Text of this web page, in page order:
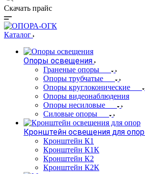
Скачать прайс
Каталог
Опоры освещения
Граненые опоры
Опоры трубчатые
Опоры круглоконические
Опоры видеонаблюдения
Опоры несиловые
Силовые опоры
Кронштейн освещения для опор
Кронштейн К1
Кронштейн К1К
Кронштейн К2
Кронштейн К2К